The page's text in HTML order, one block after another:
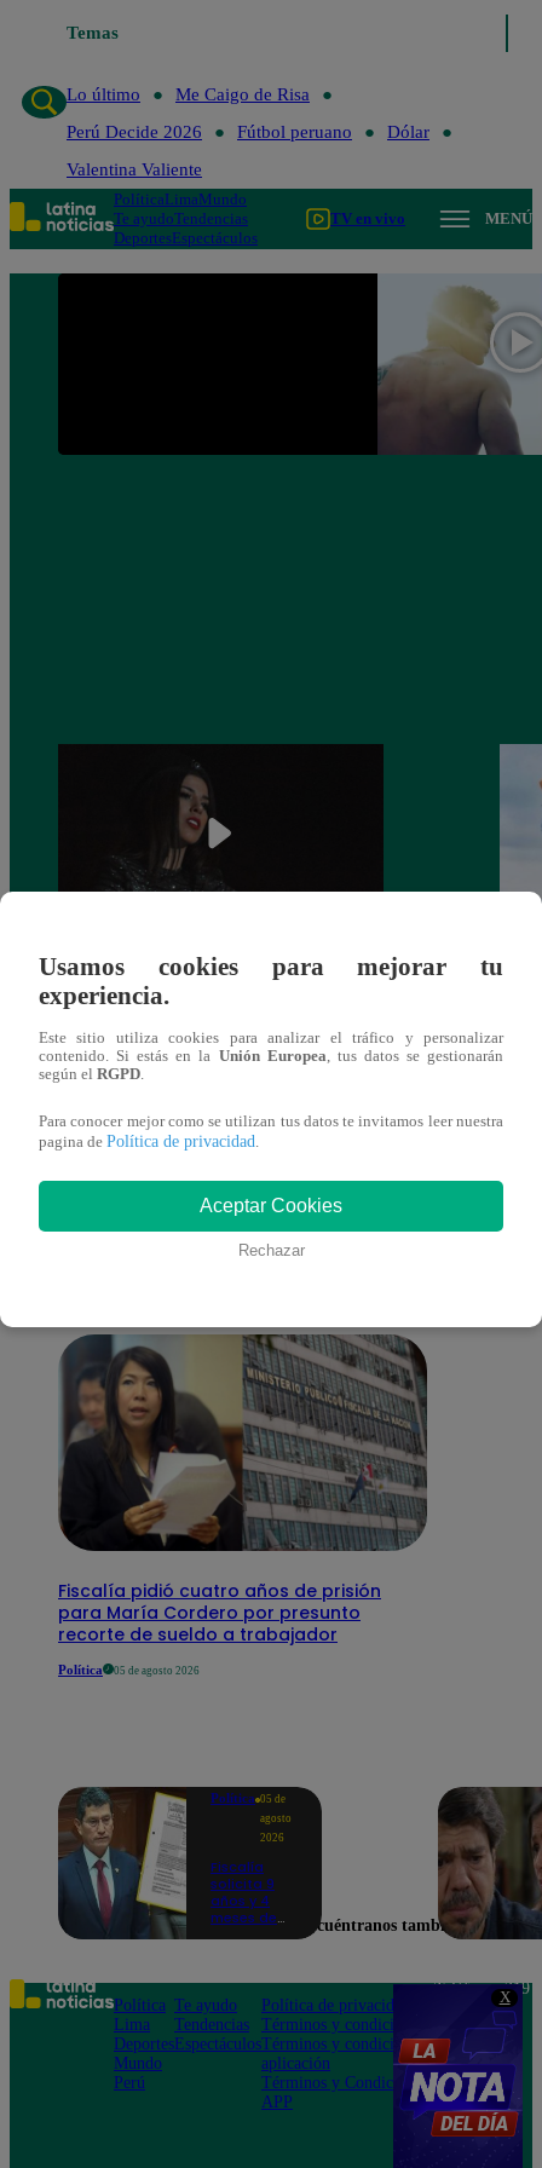
X
Temas
Lo último
Me Caigo de Risa
Perú Decide 2026
Fútbol peruano
Dólar
Valentina Valiente
PolíticaLimaMundo
Te ayudoTendencias
DeportesEspectáculos
TV en vivo MENÚ
¿Yahaira Plasencia y Maritza Rodríguez
más unidas que nunca?
También te puede
interesar
Fiscalía pidió cuatro años de prisión
para María Cordero por presunto
recorte de sueldo a trabajador
Política 05 de agosto 2026
Política 05 de
agosto
2026
Fiscalía
solicita 9
años y 4
meses de
Colchado
por dos
presuntos
delitos
Usamos cookies para mejorar tu
experiencia.
Este sitio utiliza cookies para analizar el tráfico y personalizar
contenido. Si estás en la Unión Europea , tus datos se gestionarán
según el RGPD
Para conocer mejor como se utilizan tus datos te invitamos leer nuestra
pagina de Política de privacidad
Aceptar Cookies
Rechazar
Encuéntranos también en
Política
Lima
Deportes
Mundo
Perú
Te ayudo
Tendencias
Espectáculos
Política de privacidad
Términos y condiciones
Términos y condiciones
aplicación
Términos y Condiciones
APP
Teléfono: 219
Av. San
Felipe 968
Jesús María